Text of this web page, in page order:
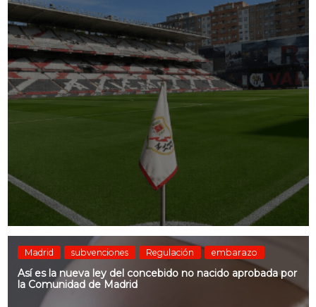
Madrid subvenciones Regulación embarazo
Así es la nueva ley del concebido no nacido aprobada por
la Comunidad de Madrid